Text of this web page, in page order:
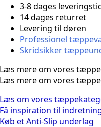
3-8 dages
14 dages returret
Levering til døren
Professionel
Skridsikker
Læs mere om vores
Læs mere om vores
Læs om vores
Få inspiration til
Køb et Anti-Slip underlag